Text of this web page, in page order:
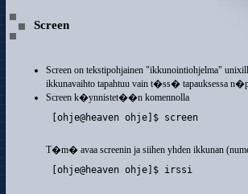
Screen
Screen on tekstipohjainen "ikkunointiohjelma"
ikkunavaihto tapahtuu vain t�ss� tapauksessa
Screen k�ynnistet��n komennolla
[ohje@heaven ohje]$ screen
T�m� avaa screenin ja siihen yhden ikkunan
[ohje@heaven ohje]$ irssi